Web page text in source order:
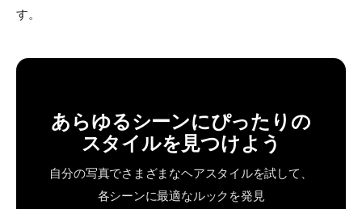
す。
あらゆるシーンにぴったりの
スタイルを見つけよう
自分の写真でさまざまなヘアスタイルを試して、
各シーンに最適なルックを発見